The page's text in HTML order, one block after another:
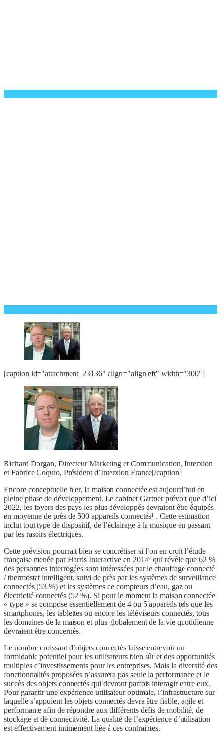
[caption id="attachment_23136" align="alignleft" width="300"]
Richard Dorgan, Directeur Marketing et Communication, Interxion
et Fabrice Coquio, Président d’Interxion France[/caption]
Encore conceptuelle hier, la maison connectée est aujourd’hui en
pleine phase de développement. Le cabinet Gartner prévoit que d’ici
2022, les foyers des pays les plus développés devraient être équipés
en moyenne de près de 500 appareils connectés¹ . Cette estimation
inclut tout type de dispositif, de l’éclairage à la musique en passant
par les rasoirs électriques.
Cette prévision pourrait bien se concrétiser si l’on en croit l’étude
française menée par Harris Interactive en 2014² qui révèle que 62 %
des personnes interrogées sont intéressées par le chauffage connecté
/ thermostat intelligent, suivi de près par les systèmes de surveillance
connectés (53 %) et les systèmes de compteurs d’eau, gaz ou
électricité connectés (52 %). Si pour le moment la maison connectée
« type » se compose essentiellement de 4 ou 5 appareils tels que les
smartphones, les tablettes ou encore les téléviseurs connectés, tous
les domaines de la maison et plus globalement de la vie quotidienne
devraient être concernés.
Le nombre croissant d’objets connectés laisse entrevoir un
formidable potentiel pour les utilisateurs bien sûr et des opportunités
multiples d’investissements pour les entreprises. Mais la diversité des
fonctionnalités proposées n’assurera pas seule la performance et le
succès des objets connectés qui devront parfois interagir entre eux.
Pour garantir une expérience utilisateur optimale, l’infrastructure sur
laquelle s’appuient les objets connectés devra être fiable, agile et
performante afin de répondre aux différents défis de mobilité, de
stockage et de connectivité. La qualité de l’expérience d’utilisation
est effectivement intimement liée à ces contraintes.